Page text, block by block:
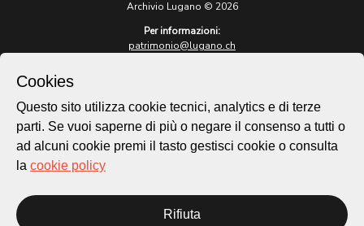
Archivio Lugano © 2026
Per informazioni:
patrimonio@lugano.ch
lugano.ch
Cookie policy
Homepage
Temi
Cookies
Questo sito utilizza cookie tecnici, analytics e di terze
parti. Se vuoi saperne di più o negare il consenso a tutti o
ad alcuni cookie premi il tasto gestisci cookie o consulta
la cookie policy
Rifiuta